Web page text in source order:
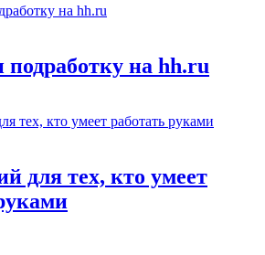
на hh.ru
для тех, кто умеет